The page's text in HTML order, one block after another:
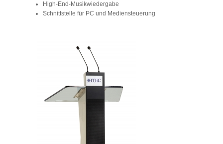
High-End-Musikwiedergabe
Schnittstelle für PC und Mediensteuerung